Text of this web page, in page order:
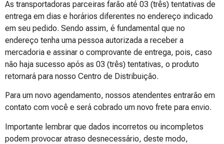
As transportadoras parceiras farão até 03 (três) tentativas de
entrega em dias e horários diferentes no endereço indicado
em seu pedido. Sendo assim, é fundamental que no
endereço tenha uma pessoa autorizada a receber a
mercadoria e assinar o comprovante de entrega, pois, caso
não haja sucesso após as 03 (três) tentativas, o produto
retornará para nosso Centro de Distribuição.
Para um novo agendamento, nossos atendentes entrarão em
contato com você e será cobrado um novo frete para envio.
Importante lembrar que dados incorretos ou incompletos
podem provocar atraso desnecessário, deste modo,